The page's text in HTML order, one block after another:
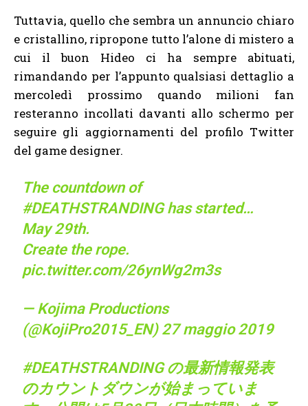
Tuttavia, quello che sembra un annuncio chiaro
e cristallino, ripropone tutto l’alone di mistero a
cui il buon Hideo ci ha sempre abituati,
rimandando per l’appunto qualsiasi dettaglio a
mercoledì prossimo quando milioni fan
resteranno incollati davanti allo schermo per
seguire gli aggiornamenti del profilo Twitter
del game designer.
The countdown of
#DEATHSTRANDINGhas started…
May 29th.
Create the rope.
pic.twitter.com/26ynWg2m3s
— Kojima Productions
(@KojiPro2015_EN) 27 maggio 2019
#DEATHSTRANDINGの最新情報発表
のカウントダウンが始まっていま